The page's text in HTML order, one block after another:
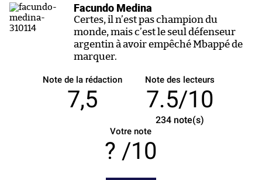
Facundo Medina
Certes, il n’est pas champion du
monde, mais c’est le seul défenseur
argentin à avoir empêché Mbappé de
marquer.
Note de la rédaction
7,5
Note des lecteurs
7.5/10
234note(s)
Votre note
/10